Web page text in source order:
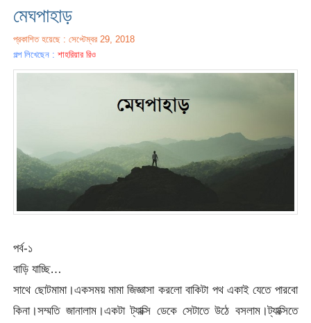
মেঘপাহাড়
প্রকাশিত হয়েছে : সেপ্টেম্বর 29, 2018
গল্প লিখেছেন :শাহরিয়ার রিও
পর্ব-১
বাড়ি যাচ্ছি…
সাথে ছোটমামা।একসময় মামা জিজ্ঞাসা করলো বাকিটা পথ একাই যেতে পারবো
কিনা।সম্মতি জানালাম।একটা ট্যাক্সি ডেকে সেটাতে উঠে বসলাম।ট্যাক্সিতে